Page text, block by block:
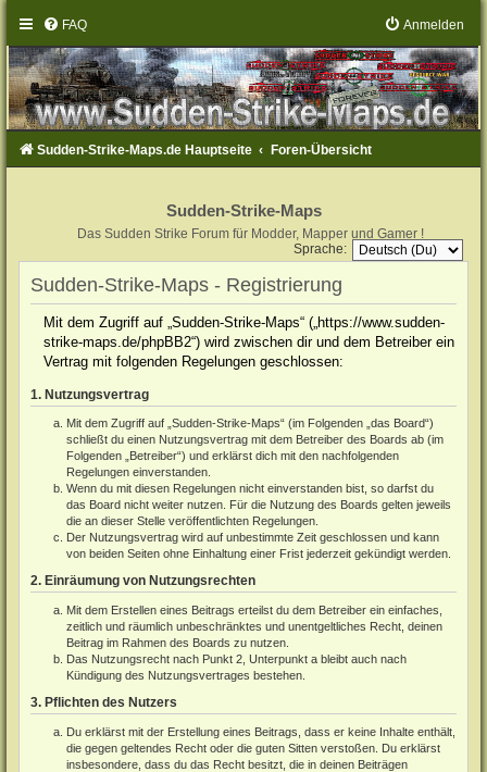
FAQ Anmelden
Sudden-Strike-Maps.de Hauptseite Foren-Übersicht
Sudden-Strike-Maps
Das Sudden Strike Forum für Modder, Mapper und Gamer !
Sprache:
Sudden-Strike-Maps - Registrierung
Mit dem Zugriff auf „Sudden-Strike-Maps“ („https://www.sudden-
strike-maps.de/phpBB2“) wird zwischen dir und dem Betreiber ein
Vertrag mit folgenden Regelungen geschlossen:
1. Nutzungsvertrag
Mit dem Zugriff auf „Sudden-Strike-Maps“ (im Folgenden „das Board“)
schließt du einen Nutzungsvertrag mit dem Betreiber des Boards ab (im
Folgenden „Betreiber“) und erklärst dich mit den nachfolgenden
Regelungen einverstanden.
Wenn du mit diesen Regelungen nicht einverstanden bist, so darfst du
das Board nicht weiter nutzen. Für die Nutzung des Boards gelten jeweils
die an dieser Stelle veröffentlichten Regelungen.
Der Nutzungsvertrag wird auf unbestimmte Zeit geschlossen und kann
von beiden Seiten ohne Einhaltung einer Frist jederzeit gekündigt werden.
2. Einräumung von Nutzungsrechten
Mit dem Erstellen eines Beitrags erteilst du dem Betreiber ein einfaches,
zeitlich und räumlich unbeschränktes und unentgeltliches Recht, deinen
Beitrag im Rahmen des Boards zu nutzen.
Das Nutzungsrecht nach Punkt 2, Unterpunkt a bleibt auch nach
Kündigung des Nutzungsvertrages bestehen.
3. Pflichten des Nutzers
Du erklärst mit der Erstellung eines Beitrags, dass er keine Inhalte enthält,
die gegen geltendes Recht oder die guten Sitten verstoßen. Du erklärst
insbesondere, dass du das Recht besitzt, die in deinen Beiträgen